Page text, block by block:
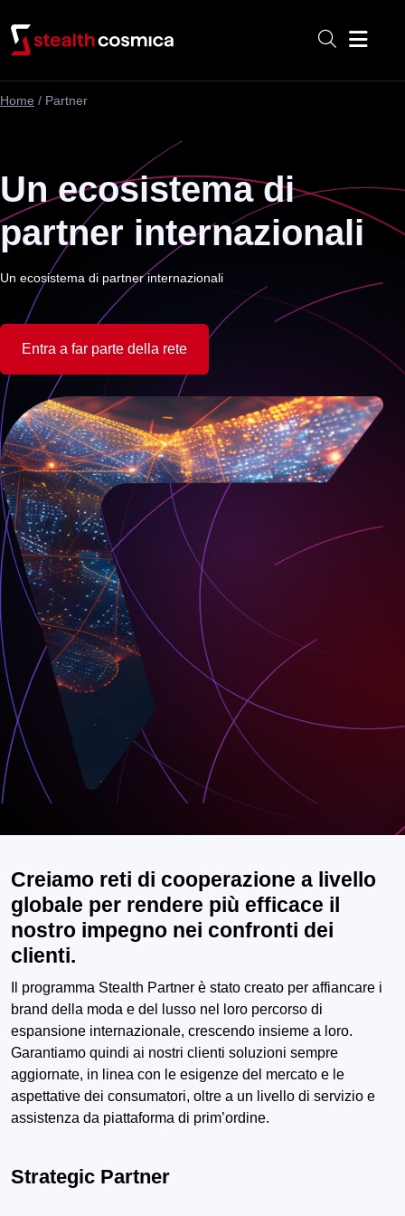
Home / Partner
Un ecosistema di
partner internazionali
Un ecosistema di partner internazionali
Entra a far parte della rete
Creiamo reti di cooperazione a livello
globale per rendere più efficace il
nostro impegno nei confronti dei
clienti.
Il programma Stealth Partner è stato creato per affiancare i
brand della moda e del lusso nel loro percorso di
espansione internazionale, crescendo insieme a loro.
Garantiamo quindi ai nostri clienti soluzioni sempre
aggiornate, in linea con le esigenze del mercato e le
aspettative dei consumatori, oltre a un livello di servizio e
assistenza da piattaforma di prim’ordine.
Strategic Partner